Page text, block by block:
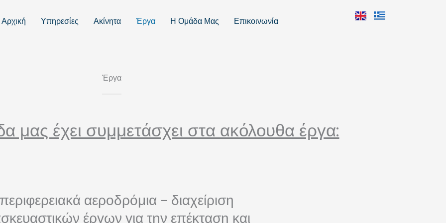
Αρχική Υπηρεσίες Ακίνητα Έργα Η Ομάδα Μας Επικοινωνία
Έργα
μας έχει συμμετάσχει στα ακόλουθα έργα:
αεροδρόμια - διαχείριση
έργων για την επέκταση και